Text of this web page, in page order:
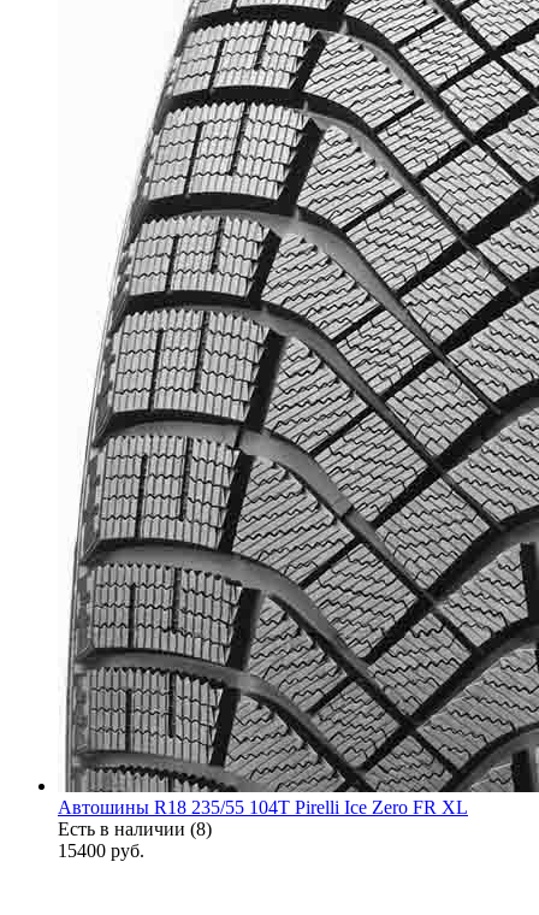
Автошины R18 235/55 104T Pirelli Ice Zero FR XL
Есть в наличии (8)
15400 руб.